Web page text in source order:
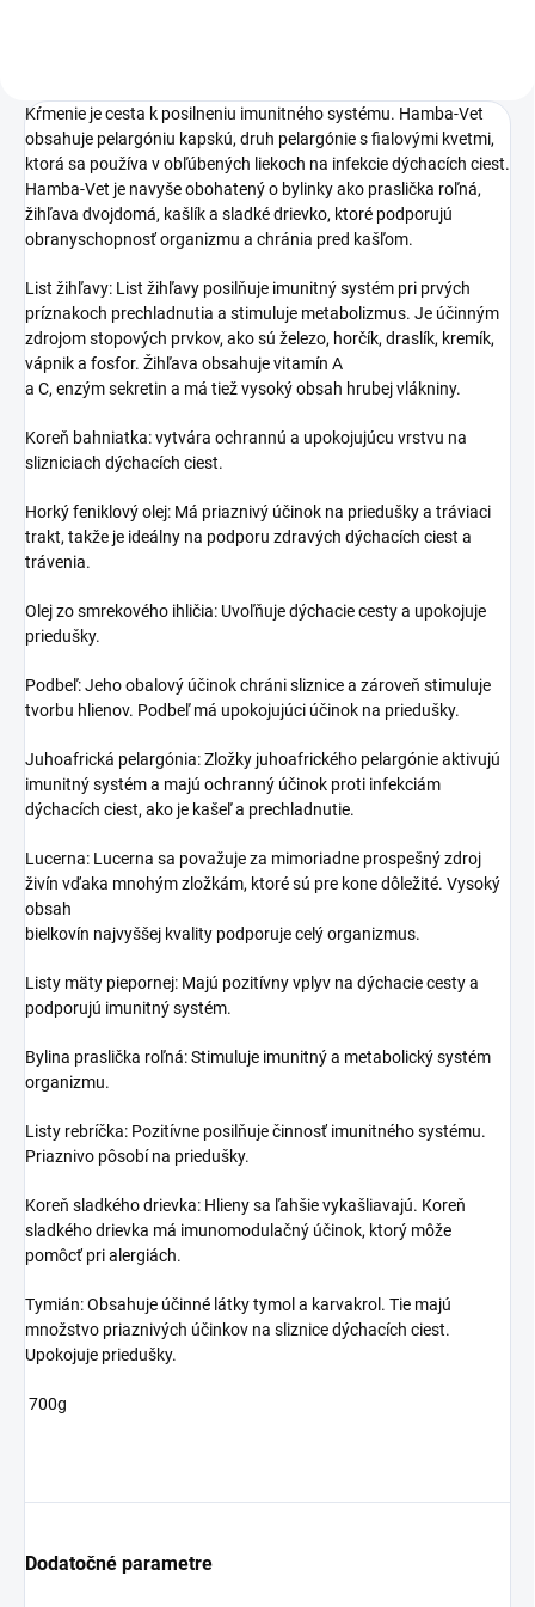
Kŕmenie je cesta k posilneniu imunitného systému. Hamba-Vet
obsahuje pelargóniu kapskú, druh pelargónie s fialovými kvetmi,
ktorá sa používa v obľúbených liekoch na infekcie dýchacích ciest.
Hamba-Vet je navyše obohatený o bylinky ako praslička roľná,
žihľava dvojdomá, kašlík a sladké drievko, ktoré podporujú
obranyschopnosť organizmu a chránia pred kašľom.
List žihľavy: List žihľavy posilňuje imunitný systém pri prvých
príznakoch prechladnutia a stimuluje metabolizmus. Je účinným
zdrojom stopových prvkov, ako sú železo, horčík, draslík, kremík,
vápnik a fosfor. Žihľava obsahuje vitamín A
a C, enzým sekretin a má tiež vysoký obsah hrubej vlákniny.
Koreň bahniatka: vytvára ochrannú a upokojujúcu vrstvu na
slizniciach dýchacích ciest.
Horký feniklový olej: Má priaznivý účinok na priedušky a tráviaci
trakt, takže je ideálny na podporu zdravých dýchacích ciest a
trávenia.
Olej zo smrekového ihličia: Uvoľňuje dýchacie cesty a upokojuje
priedušky.
Podbeľ: Jeho obalový účinok chráni sliznice a zároveň stimuluje
tvorbu hlienov. Podbeľ má upokojujúci účinok na priedušky.
Juhoafrická pelargónia: Zložky juhoafrického pelargónie aktivujú
imunitný systém a majú ochranný účinok proti infekciám
dýchacích ciest, ako je kašeľ a prechladnutie.
Lucerna: Lucerna sa považuje za mimoriadne prospešný zdroj
živín vďaka mnohým zložkám, ktoré sú pre kone dôležité. Vysoký
obsah
bielkovín najvyššej kvality podporuje celý organizmus.
Listy mäty piepornej: Majú pozitívny vplyv na dýchacie cesty a
podporujú imunitný systém.
Bylina praslička roľná: Stimuluje imunitný a metabolický systém
organizmu.
Listy rebríčka: Pozitívne posilňuje činnosť imunitného systému.
Priaznivo pôsobí na priedušky.
Koreň sladkého drievka: Hlieny sa ľahšie vykašliavajú. Koreň
sladkého drievka má imunomodulačný účinok, ktorý môže
pomôcť pri alergiách.
Tymián: Obsahuje účinné látky tymol a karvakrol. Tie majú
množstvo priaznivých účinkov na sliznice dýchacích ciest.
Upokojuje priedušky.
700g
Dodatočné parametre